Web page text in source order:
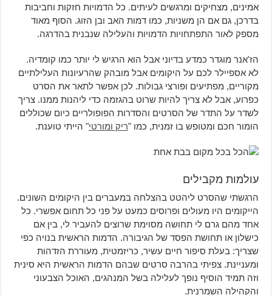
אמינים, מצחיקים ומרגשים לעיתים. כל הדמויות חזקות וחביבות
בדרכן, גם אם הן משניות, כמו דמות האב ובן הזוג. הסוף מאוד
מספק לאור התפתחויות הדמויות והעלילה שנבנית בהדרגה.
הז'אנר מוגדר כמדע בדיוני אבל הוא הרגיש לי יותר כמו קומדיה.
לא אספיילר לכם על היקומים אבל מובהק שהרעיונות העלילתיים
מקוריים, מפתיעים ופורצי גבולות. לכן אפשר לתאר את הסרט
כפרוע, אבל לא צריך להיות שרוט בהגזמה כדי ליהנות ממנו. צריך
לשדר על התדר של הסרטים והסדרות הפופולריים כיום שכוללים
הומור חכם ומטופש בו זמנית, כמו "ריק ומורטי" הייתי טוענת.
עולמות מקבילים
הרגשתי שהסרט ליהטט בהצלחה במעברים בין היקומים השונים.
הייקומים היו מעולים ופרוסים כמעט על פני כל תחום אפשרי. כל
אחד מהם גרם לי תחושה מסוימת שרוצים להעביר לי, בין אם
כישלון או תחושת הפסד של הגיבורה. הדמות הראשית בנויה כפי
שצריך: בעלת סיפור חיים עשיר, כריזמטית, מעוררת הזדהות
ומעניינת. צפיתי בהרבה סרטים שבהם הדמות הראשית היא סינית
וזה תמיד הוסיף נופך לעלילה בשל המנהגים, האוכל הצבעוני
והקהילה השמרנית.